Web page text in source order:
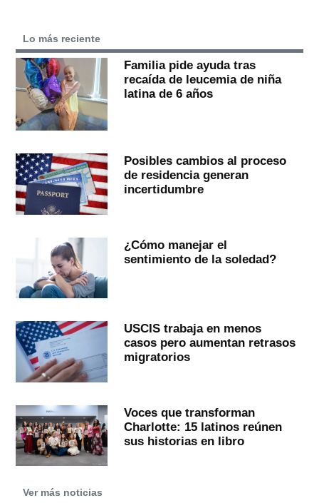
Lo más reciente
Familia pide ayuda tras
recaída de leucemia de niña
latina de 6 años
Posibles cambios al proceso
de residencia generan
incertidumbre
¿Cómo manejar el
sentimiento de la soledad?
USCIS trabaja en menos
casos pero aumentan retrasos
migratorios
Voces que transforman
Charlotte: 15 latinos reúnen
sus historias en libro
Ver más noticias